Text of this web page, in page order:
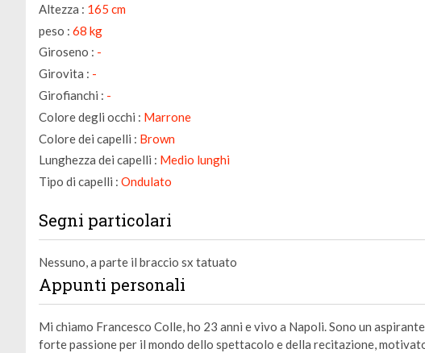
Altezza : 165 cm
peso : 68 kg
Giroseno : -
Girovita : -
Girofianchi : -
Colore degli occhi : Marrone
Colore dei capelli : Brown
Lunghezza dei capelli : Medio lunghi
Tipo di capelli : Ondulato
Segni particolari
Nessuno, a parte il braccio sx tatuato
Appunti personali
Mi chiamo Francesco Colle, ho 23 anni e vivo a Napoli. Sono un
forte passione per il mondo dello spettacolo e della recitazione,